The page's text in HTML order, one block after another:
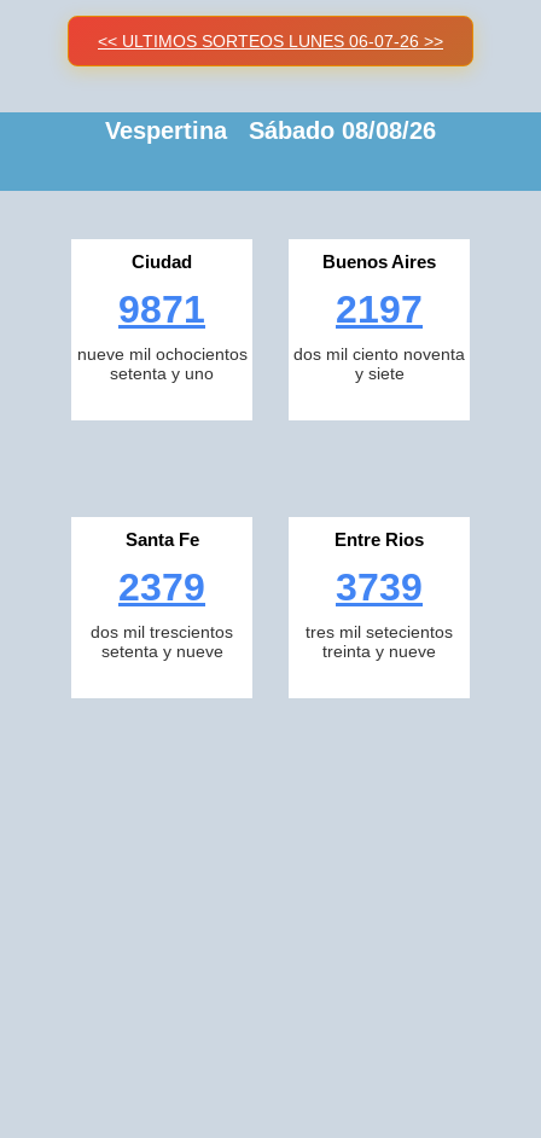
<< ULTIMOS SORTEOS LUNES 06-07-26 >>
Vespertina Sábado 08/08/26
Ciudad
9871
nueve mil ochocientos
setenta y uno
Buenos Aires
2197
dos mil ciento noventa
y siete
Santa Fe
2379
dos mil trescientos
setenta y nueve
Entre Rios
3739
tres mil setecientos
treinta y nueve